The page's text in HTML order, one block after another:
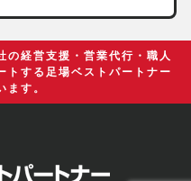
たらいい？
の経営支援・営業代行・職人
する足場ベストパートナー
ます。